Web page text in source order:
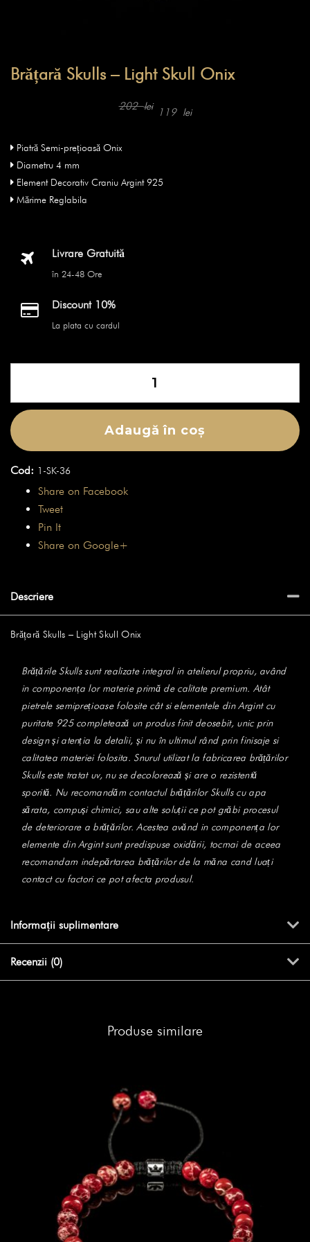
Brățară Skulls – Light Skull Onix
202lei
a119 leieste:
Piatră Semi-prețioasă Onix
Diametru 4 mm
Element Decorativ Craniu Argint 925
Mărime Reglabila
Livrare Gratuită
în 24-48 Ore
Discount 10%
La plata cu cardul
Skulls
-
Light
Adaugă în coș
Cod: 1-SK-36
Share on Facebook
Tweet
Pin It
Share on Google+
Descriere
Brățară Skulls – Light Skull Onix
Brățările Skulls sunt realizate integral in atelierul propriu, având
in componența lor materie primă de calitate premium. Atât
pietrele semiprețioase folosite cât si elementele din Argint cu
puritate 925 completează un produs finit deosebit, unic prin
design și atenția la detalii, și nu în ultimul rând prin finisaje si
calitatea materiei folosita. Snurul utilizat la fabricarea brățărilor
Skulls este tratat uv, nu se decolorează și are o rezistentă
sporită. Nu recomandăm contactul brățărilor Skulls cu apa
sărata, compuși chimici, sau alte soluții ce pot grăbi procesul
de deteriorare a brățărilor. Acestea avănd in componența lor
elemente din Argint sunt predispuse oxidării, tocmai de aceea
recomandam indepărtarea brățărilor de la măna cand luați
contact cu factori ce pot afecta produsul.
Informații suplimentare
Recenzii (0)
Produse similare